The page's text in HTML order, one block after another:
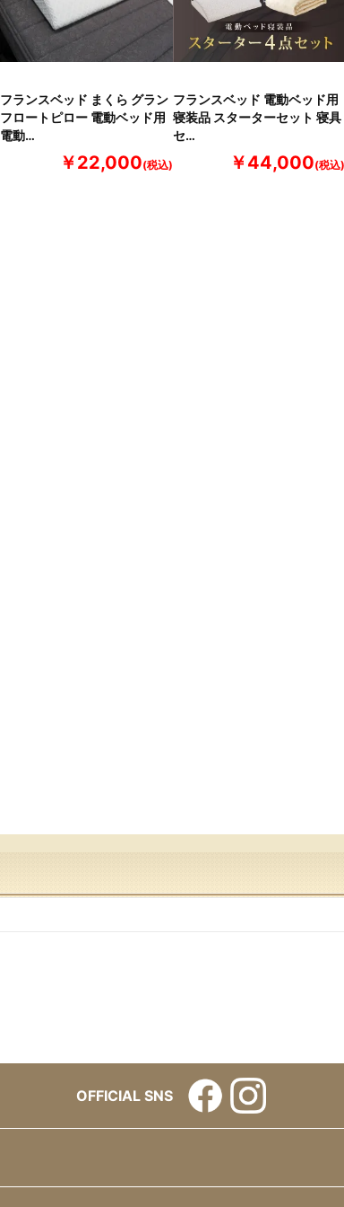
フランスベッド まくら グラン
フロートピロー 電動ベッド用
電動…
￥22,000
フランスベッド 電動ベッド用
寝装品 スターターセット 寝具
セ…
￥44,000
OFFICIAL SNS